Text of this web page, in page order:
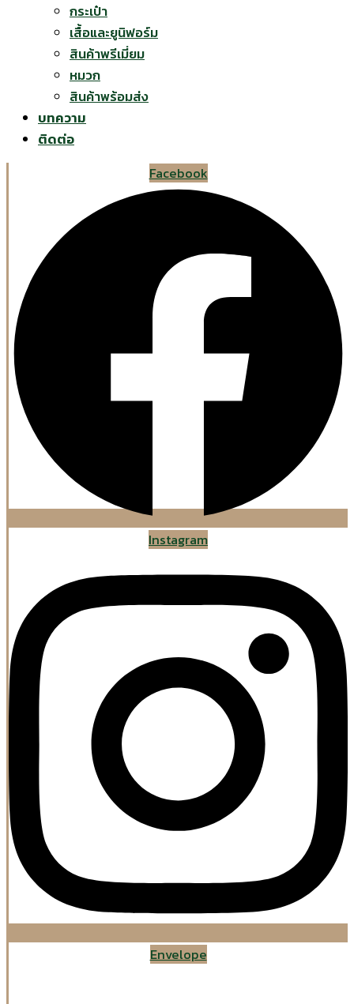
กระเป๋า
เสื้อและยูนิฟอร์ม
สินค้าพรีเมี่ยม
หมวก
สินค้าพร้อมส่ง
บทความ
ติดต่อ
Facebook
Instagram
Envelope